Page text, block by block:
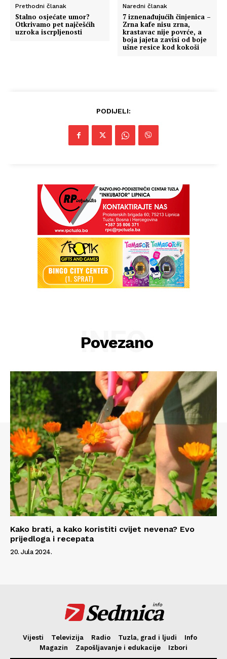
Info
O nama
Impressum
Prethodni članak
Stalno osjećate umor?
Otkrivamo pet najčešćih
uzroka iscrpljenosti
Naredni članak
7 iznenađujućih činjenica –
Zrna kafe nisu zrna,
krastavac nije povrće, a
boja jajeta zavisi od boje
ušne resice kod kokoši
PODIJELI:
Povezano
INFO
Kako brati, a kako koristiti cvijet nevena? Evo
prijedloga i recepata
20. Jula 2024.
Sedmica
info
Vijesti Televizija Radio Tuzla, grad i ljudi
Info
Magazin
Zapošljavanje i edukacije Izbori